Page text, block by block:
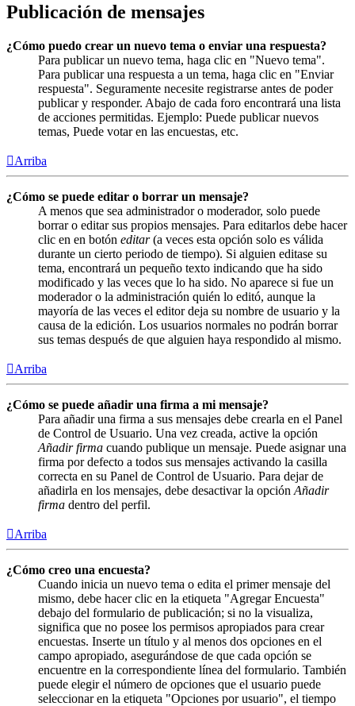
Publicación de mensajes
¿Cómo puedo crear un nuevo tema o enviar una respuesta?
Para publicar un nuevo tema, haga clic en "Nuevo tema".
Para publicar una respuesta a un tema, haga clic en "Enviar
respuesta". Seguramente necesite registrarse antes de poder
publicar y responder. Abajo de cada foro encontrará una lista
de acciones permitidas. Ejemplo: Puede publicar nuevos
temas, Puede votar en las encuestas, etc.
Arriba
¿Cómo se puede editar o borrar un mensaje?
A menos que sea administrador o moderador, solo puede
borrar o editar sus propios mensajes. Para editarlos debe hacer
clic en en botón editar(a veces esta opción solo es válida
durante un cierto periodo de tiempo). Si alguien editase su
tema, encontrará un pequeño texto indicando que ha sido
modificado y las veces que lo ha sido. No aparece si fue un
moderador o la administración quién lo editó, aunque la
mayoría de las veces el editor deja su nombre de usuario y la
causa de la edición. Los usuarios normales no podrán borrar
sus temas después de que alguien haya respondido al mismo.
Arriba
¿Cómo se puede añadir una firma a mi mensaje?
Para añadir una firma a sus mensajes debe crearla en el Panel
de Control de Usuario. Una vez creada, active la opción
Añadir firma cuando publique un mensaje. Puede asignar una
firma por defecto a todos sus mensajes activando la casilla
correcta en su Panel de Control de Usuario. Para dejar de
añadirla en los mensajes, debe desactivar la opción Añadir
firma dentro del perfil.
Arriba
¿Cómo creo una encuesta?
Cuando inicia un nuevo tema o edita el primer mensaje del
mismo, debe hacer clic en la etiqueta "Agregar Encuesta"
debajo del formulario de publicación; si no la visualiza,
significa que no posee los permisos apropiados para crear
encuestas. Inserte un título y al menos dos opciones en el
campo apropiado, asegurándose de que cada opción se
encuentre en la correspondiente línea del formulario. También
puede elegir el número de opciones que el usuario puede
seleccionar en la etiqueta "Opciones por usuario", el tiempo